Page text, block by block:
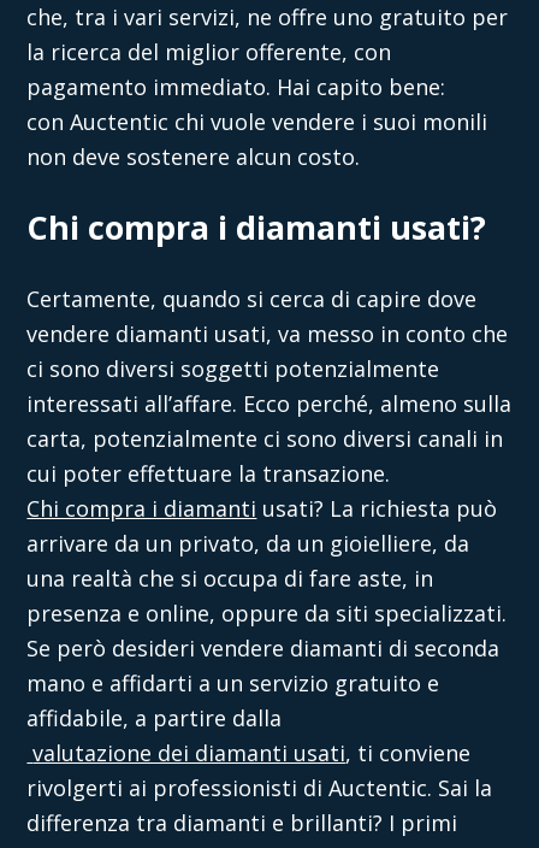
che, tra i vari servizi, ne offre uno gratuito per
la ricerca del miglior offerente, con
pagamento immediato. Hai capito bene:
conAuctentic chi vuole vendere i suoi monili
non deve sostenere alcun costo.
Chi compra i diamanti usati?
Certamente, quando si cerca di capire dove
vendere diamanti usati, va messo in conto che
ci sono diversi soggetti potenzialmente
interessati all’affare. Ecco perché, almeno sulla
carta, potenzialmente ci sono diversi canali in
cui poter effettuare la transazione.
Chi compra i diamanti usati? La richiesta può
arrivare da un privato, da un gioielliere, da
una realtà che si occupa di fare aste, in
presenza e online, oppure da siti specializzati.
Se però desideri vendere diamanti di seconda
mano e affidarti a un servizio gratuito e
affidabile, a partire dalla
valutazione dei diamanti usati, ti conviene
rivolgerti ai professionisti diAuctentic. Sai la
differenza tra diamanti e brillanti? I primi